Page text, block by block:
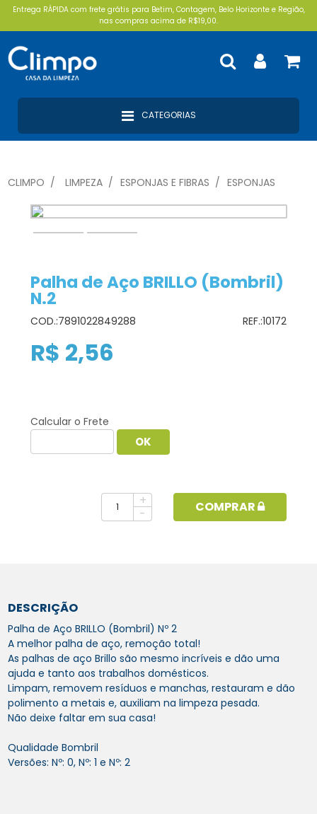
Entrega RÁPIDA com frete grátis para Betim, Contagem, Belo Horizonte e Região,
nas compras acima de R$19,00.
CATEGORIAS
CLIMPO LIMPEZA ESPONJAS E FIBRAS ESPONJAS
Palha de Aço BRILLO (Bombril)
N.2
COD.:7891022849288 REF.:10172
R$ 2,56
Calcular o Frete
+
-
COMPRAR
DESCRIÇÃO
Palha de Aço BRILLO (Bombril) Nº 2
A melhor palha de aço, remoção total!
As palhas de aço Brillo são mesmo incríveis e dão uma
ajuda e tanto aos trabalhos domésticos.
Limpam, removem resíduos e manchas, restauram e dão
polimento a metais e, auxiliam na limpeza pesada.
Não deixe faltar em sua casa!
Qualidade Bombril
Versões: Nº: 0, Nº: 1 e Nº: 2